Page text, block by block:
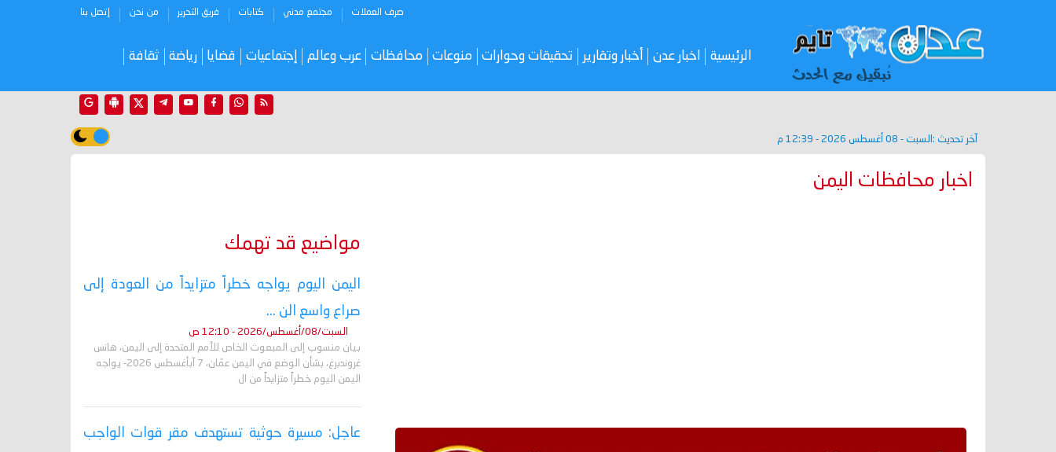
صرف العملات مجتمع مدني كتابات فريق التحرير من نحن إتصل بنا
الرئيسية اخبار عدن أخبار وتقارير تحقيقات وحوارات منوعات محافظات عرب وعالم إجتماعيات قضايا رياضة ثقافة
آخر تحديث : السبت - 08 أغسطس 2026 - 12:39 م
اخبار محافظات اليمن
مواضيع قد تهمك
اليمن اليوم يواجه خطراً متزايداً من العودة إلى
صراع واسع الن ...
السبت/08/أغسطس/2026 - 12:10 ص
بيان منسوب إلى المبعوث الخاص للأمم المتحدة إلى اليمن، هانس
غروندبرغ، بشأن الوضع في اليمن عمّان، 7 آبأغسطس 2026- يواجه
اليمن اليوم خطراً متزايداً من ال
عاجل: مسيرة حوثية تستهدف مقر قوات الواجب